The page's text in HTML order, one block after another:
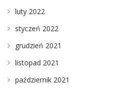
luty 2022
styczeń 2022
grudzień 2021
listopad 2021
październik 2021